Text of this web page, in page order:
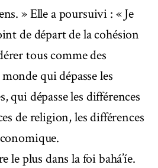
» Elle a poursuivi : « Je
de départ de la cohésion
tous comme des
qui dépasse les
qui dépasse les différences
de religion, les différences
le plus dans la foi bahá’íe.